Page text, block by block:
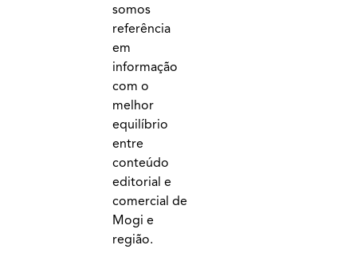
somos
referência
em
informação
com o
melhor
equilíbrio
entre
conteúdo
editorial e
comercial de
Mogi e
região.